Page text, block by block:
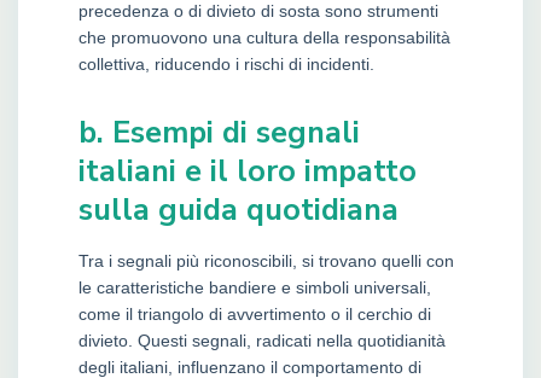
precedenza o di divieto di sosta sono strumenti
che promuovono una cultura della responsabilità
collettiva, riducendo i rischi di incidenti.
b. Esempi di segnali
italiani e il loro impatto
sulla guida quotidiana
Tra i segnali più riconoscibili, si trovano quelli con
le caratteristiche bandiere e simboli universali,
come il triangolo di avvertimento o il cerchio di
divieto. Questi segnali, radicati nella quotidianità
degli italiani, influenzano il comportamento di